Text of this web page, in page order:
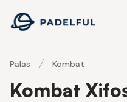
Padelful
Palas Kombat
Kombat